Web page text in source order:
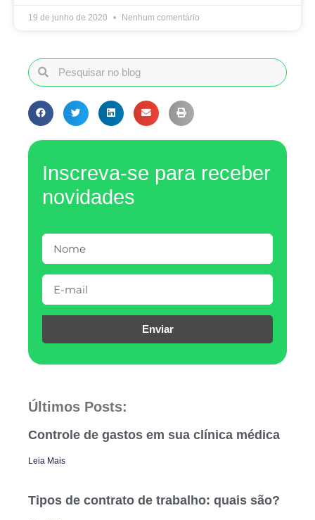
19 de junho de 2020 Nenhum comentário
Inscreva-se para receber
novidades
Enviar
Últimos Posts:
Controle de gastos em sua clínica médica
Leia Mais
Tipos de contrato de trabalho: quais são?